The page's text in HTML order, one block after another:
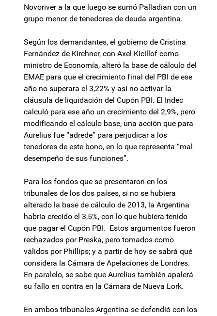
Novoriver a la que luego se sumó Palladian con un
grupo menor de tenedores de deuda argentina.
Según los demandantes, el gobierno de Cristina
Fernández de Kirchner, con Axel Kicillof como
ministro de Economía, alteró la base de cálculo del
EMAE para que el crecimiento final del PBI de ese
año no superara el 3,22% y así no activar la
cláusula de liquidación del Cupón PBI. El Indec
calculó para ese año un crecimiento del 2,9%, pero
modificando el cálculo base, una acción que para
Aurelius fue “adrede” para perjudicar a los
tenedores de este bono, en lo que representa “mal
desempeño de sus funciones”.
Para los fondos que se presentaron en los
tribunales de los dos países, si no se hubiera
alterado la base de cálculo de 2013, la Argentina
habría crecido el 3,5%, con lo que hubiera tenido
que pagar el Cupón PBI. Estos argumentos fueron
rechazados por Preska, pero tomados como
válidos por Phillips; y a partir de hoy se sabrá qué
considera la Cámara de Apelaciones de Londres.
En paralelo, se sabe que Aurelius también apalerá
su fallo en contra en la Cámara de Nueva Lork.
En ambos tribunales Argentina se defendió con los